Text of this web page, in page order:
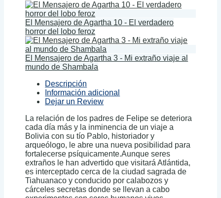
El Mensajero de Agartha 10 - El verdadero
horror del lobo feroz
El Mensajero de Agartha 3 - Mi extraño viaje al
mundo de Shambala
Descripción
Información adicional
Dejar un Review
La relación de los padres de Felipe se deteriora
cada día más y la inminencia de un viaje a
Bolivia con su tío Pablo, historiador y
arqueólogo, le abre una nueva posibilidad para
fortalecerse psíquicamente.Aunque seres
extraños le han advertido que visitará Atlántida,
es interceptado cerca de la ciudad sagrada de
Tiahuanaco y conducido por calabozos y
cárceles secretas donde se llevan a cabo